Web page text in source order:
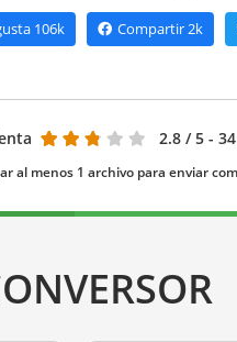
106k Compartir2k
2.8 / 5 -
al menos 1 archivo para enviar